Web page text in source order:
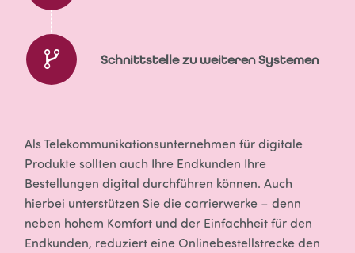
Schnittstelle zu weiteren Systemen
Als Telekommunikationsunternehmen für digitale
Produkte sollten auch Ihre Endkunden Ihre
Bestellungen digital durchführen können. Auch
hierbei unterstützen Sie die carrierwerke – denn
neben hohem Komfort und der Einfachheit für den
Endkunden, reduziert eine Onlinebestellstrecke den